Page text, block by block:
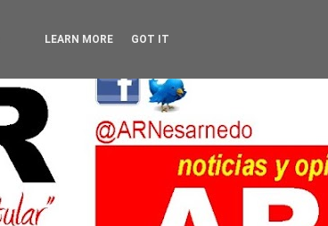
LEARN MORE GOT IT